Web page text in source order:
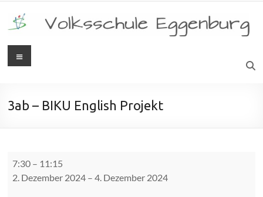
Inhalt
springen
Volksschule
Menü
3ab – BIKU English Projekt
BIKU
7:30 – 11:15
2. Dezember 2024 –4. Dezember 2024